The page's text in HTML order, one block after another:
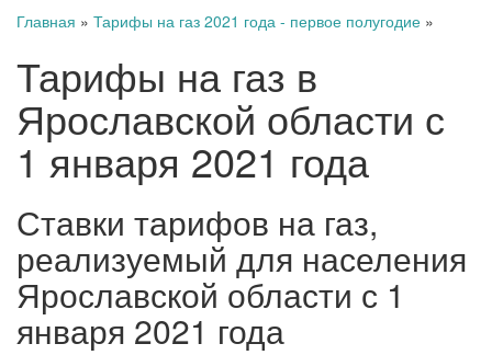
Главная » Тарифы на газ 2021 года - первое полугодие »
Тарифы на газ в
Ярославской области с
1 января 2021 года
Ставки тарифов на газ,
реализуемый для населения
Ярославской области с 1
января 2021 года